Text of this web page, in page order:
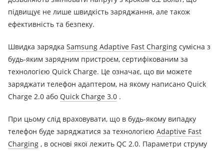
підвищує не лише швидкість заряджання, але також
ефективність та безпеку.
Швидка зарядка Samsung Adaptive Fast Charging сумісна з
будь-яким зарядним пристроєм, сертифікованим за
технологією Quick Charge. Це означає, що ви можете
заряджати телефон адаптером, на якому написано Quick
Charge 2.0 або Quick Charge 3.0 .
При цьому слід враховувати, що в будь-якому випадку
телефон буде заряджатися за технологією Adaptive Fast
Charging , в основі якої лежить QC 2.0. Параметри струму